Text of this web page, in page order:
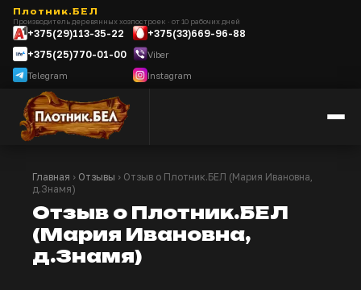
Плотник.БЕЛ
Производитель деревянных хозпостроек · от 10 рабочих дней
+375(29)113-35-22
+375(33)669-96-88
+375(25)770-01-00
Viber
Telegram
Instagram
Главная › Отзывы › Отзыв о Плотник.БЕЛ (Мария Ивановна,
д.Знамя)
Отзыв о Плотник.БЕЛ
(Мария Ивановна,
д.Знамя)